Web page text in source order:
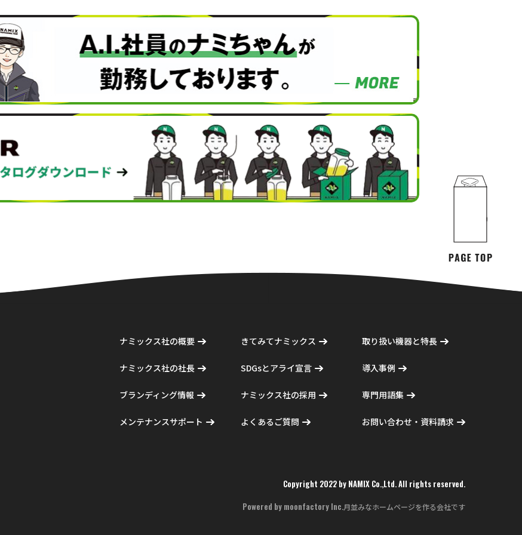
ナミックス社の概要 きてみてナミックス 取り扱い機器と特長
ナミックス社の社長 SDGsとアライ宣言
ブランディング情報 ナミックス社の採用
導入事例
専門用語集
メンテナンスサポート よくあるご質問 お問い合わせ・資料請求
Copyright 2022 by NAMIX Co.,Ltd. All rights reserved.
Powered by moonfactory Inc.月並みなホームページを作る会社です